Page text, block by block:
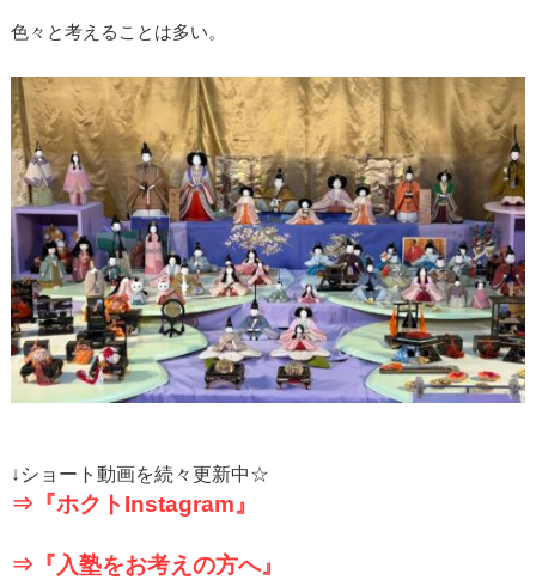
色々と考えることは多い。
↓ ショート動画を続々更新中☆
⇒『ホクトInstagram 』
⇒『入塾をお考えの方へ』